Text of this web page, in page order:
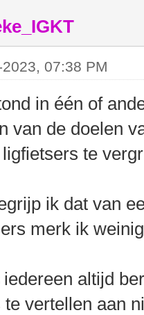
07:38 PM
in één of
van de doelen
te
ik dat van
merk ik
altijd
te vertellen aan